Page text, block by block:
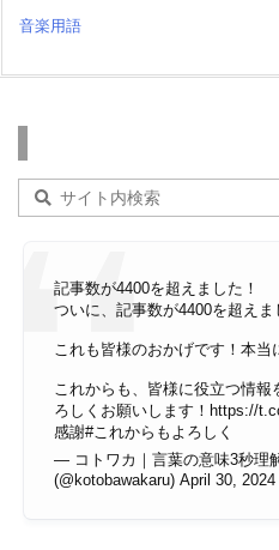
音楽用語
記事数が4400を超えました！
ついに、記事数が4400を超えま
これも皆様のおかげです！本当
これからも、皆様に役立つ情報
ろしくお願いします！ https://
感謝#これからもよろしく
— コトワカ｜言葉の意味3秒理
(@kotobawakaru) April 30, 2024